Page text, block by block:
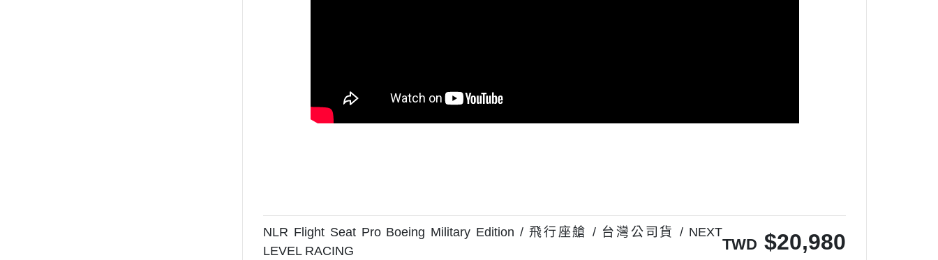
NLR Flight Seat Pro Boeing Military Edition / 飛行座艙 / 台灣公司貨 / NEXT
LEVEL RACING
TWD $20,980